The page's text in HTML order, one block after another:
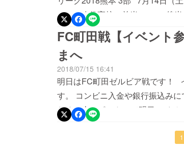
キックオフ ＠前橋市富士見総合
合運動公園陸上競技・サッカー
ルセンターA ※グループステージ
ぜひ、ロアッソ熊本ユースの活躍にご期待ください 残り時間、わずかですが最後まで
ご支援のご協力をお願いさせてく
エールをお願いいたします。
ス 8-1 八代高校（前半：4-0、後
この結果、県リーグ3部の前期日
むことが決まりました。 高円宮杯 JFA U-18サッカーリーグ2018熊本1部 7月15日（日）
松前記念サッカー場 ロアッソ熊
半：2-0）（得点者：小野田、上
------------------------- ロアッソ熊本
ます！ 大会スケジュールは以下の通りです。 第42回日本クラ
（U-18）大会 【グループステー
沢、ロアッソ熊本【ロアッソ熊
市富士見総合グランド ②7月23日
FC町田戦【イベント
まへ
2018/07/15 16:41
明日はFC町田ゼルビア戦です！
す。 コンビニ入金や銀行振込み
ため、本レポートにて明日のイ
者様へ】 7/16(月・祝)の当日の
1